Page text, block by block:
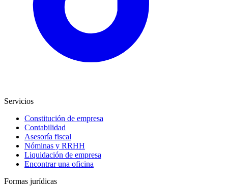
Servicios
Constitución de empresa
Contabilidad
Asesoría fiscal
Nóminas y RRHH
Liquidación de empresa
Encontrar una oficina
Formas jurídicas